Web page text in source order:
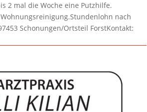
2 mal die Woche eine Putzhilfe.
nach
Schonungen/Ortsteil ForstKontakt: